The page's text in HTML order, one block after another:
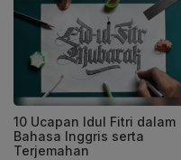
10 Ucapan Idul Fitri dalam
Bahasa Inggris serta
Terjemahan